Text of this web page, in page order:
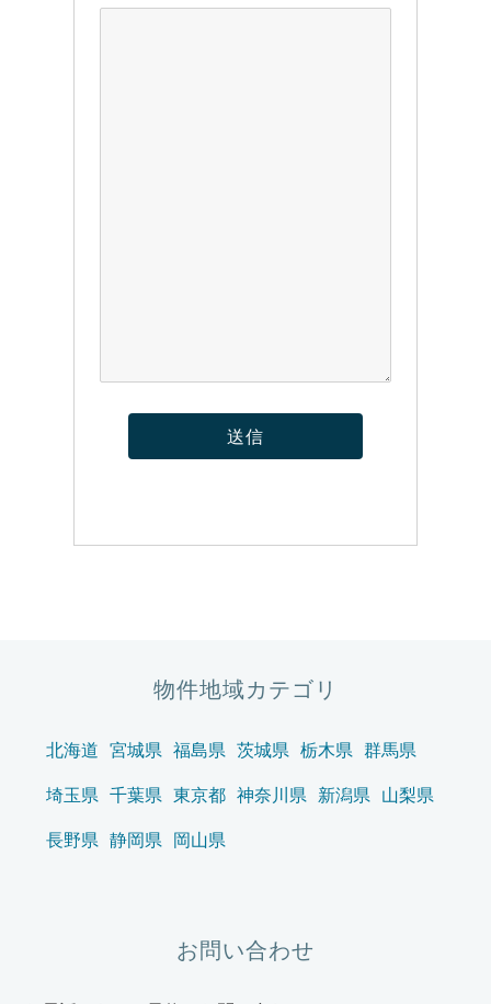
物件地域カテゴリ
北海道 宮城県 福島県 茨城県 栃木県 群馬県
埼玉県 千葉県 東京都 神奈川県 新潟県 山梨県
長野県 静岡県 岡山県
お問い合わせ